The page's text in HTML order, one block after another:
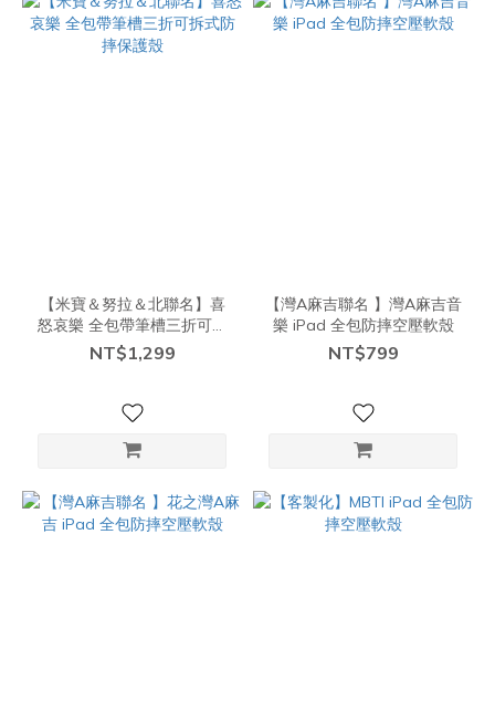
【米寶＆努拉＆北聯名】喜
怒哀樂 全包帶筆槽三折可拆
式防摔保護殼
NT$1,299
【灣A麻吉聯名 】灣A麻吉音
樂 iPad 全包防摔空壓軟殼
NT$799